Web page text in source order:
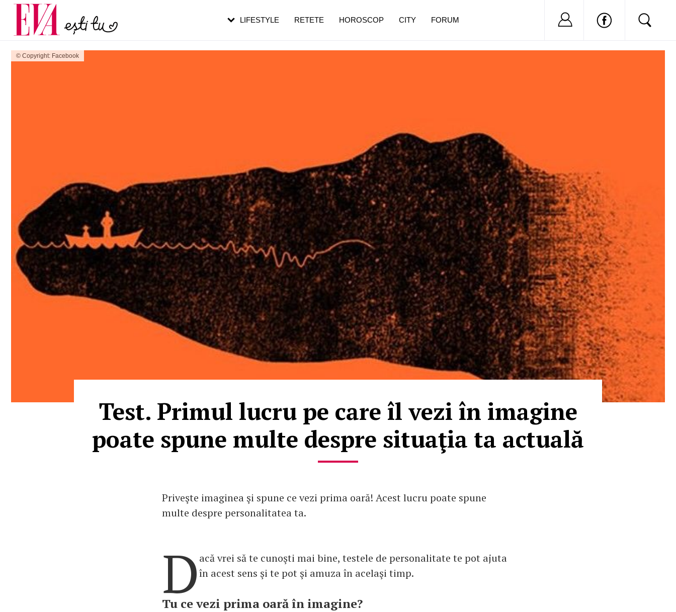
© Copyright: Facebook
Test. Primul lucru pe care îl vezi în imagine
poate spune multe despre situaţia ta actuală
Priveşte imaginea şi spune ce vezi prima oară! Acest lucru poate spune
multe despre personalitatea ta.
D acă vrei să te cunoşti mai bine, testele de personalitate te pot ajuta
în acest sens şi te pot şi amuza în acelaşi timp.
Tu ce vezi prima oară în imagine?
LIFESTYLE RETETE HOROSCOP CITY FORUM Nu ai cont?
Carieră
Actualitate
pe măsură ce înaintezi în vârstă
de dureroasă este investigația